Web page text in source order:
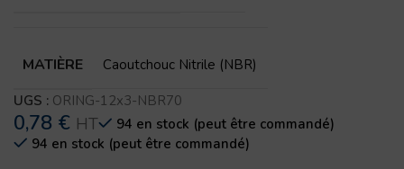
MATIÈRE
Caoutchouc Nitrile (NBR)
UGS : ORING-12x3-NBR70
0,78 € HT
94 en stock (peut être commandé)
94 en stock (peut être commandé)